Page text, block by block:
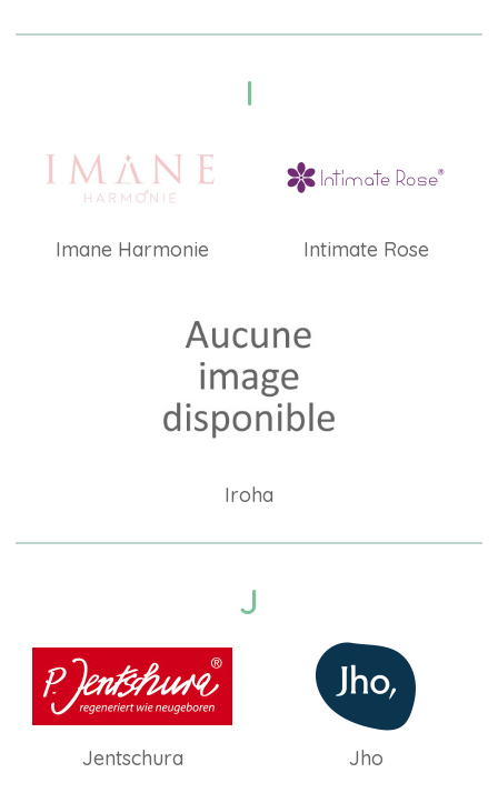
I
Imane Harmonie Intimate Rose
Iroha
J
Jentschura Jho